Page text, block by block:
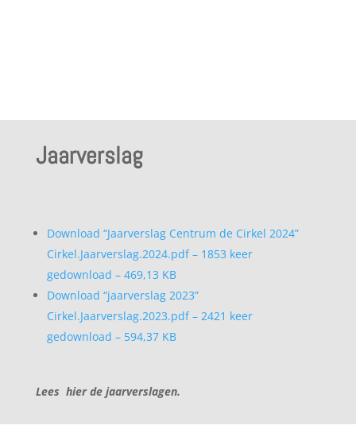
Jaarverslag
Download “Jaarverslag Centrum de Cirkel 2024”
Cirkel.Jaarverslag.2024.pdf – 1853 keer
gedownload – 469,13 KB
Download “jaarverslag 2023”
Cirkel.Jaarverslag.2023.pdf – 2421 keer
gedownload – 594,37 KB
Lees hier de jaarverslagen.